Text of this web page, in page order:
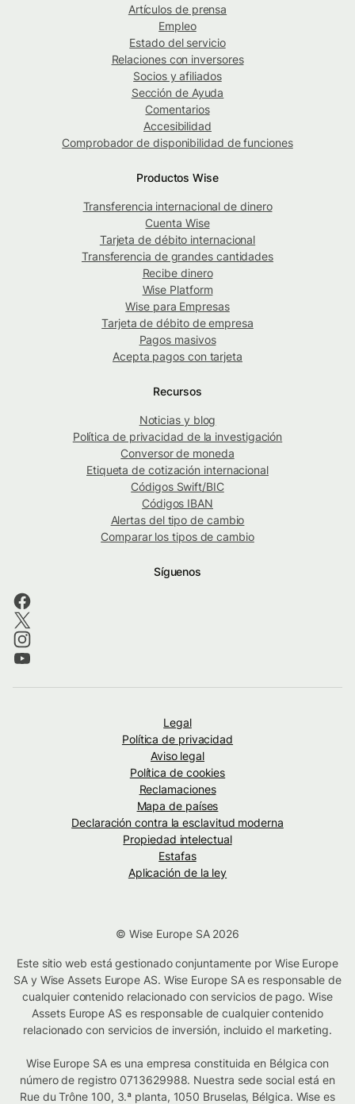
Artículos de prensa
Empleo
Estado del servicio
Relaciones con inversores
Socios y afiliados
Sección de Ayuda
Comentarios
Accesibilidad
Comprobador de disponibilidad de funciones
Productos Wise
Transferencia internacional de dinero
Cuenta Wise
Tarjeta de débito internacional
Transferencia de grandes cantidades
Recibe dinero
Wise Platform
Wise para Empresas
Tarjeta de débito de empresa
Pagos masivos
Acepta pagos con tarjeta
Recursos
Noticias y blog
Política de privacidad de la investigación
Conversor de moneda
Etiqueta de cotización internacional
Códigos Swift/BIC
Códigos IBAN
Alertas del tipo de cambio
Comparar los tipos de cambio
Síguenos
Legal
Política de privacidad
Aviso legal
Política de cookies
Reclamaciones
Mapa de países
Declaración contra la esclavitud moderna
Propiedad intelectual
Estafas
Aplicación de la ley
© Wise Europe SA 2026
Este sitio web está gestionado conjuntamente por Wise Europe
SA y Wise Assets Europe AS. Wise Europe SA es responsable de
cualquier contenido relacionado con servicios de pago. Wise
Assets Europe AS es responsable de cualquier contenido
relacionado con servicios de inversión, incluido el marketing.
Wise Europe SA es una empresa constituida en Bélgica con
número de registro 0713629988. Nuestra sede social está en
Rue du Trône 100, 3.ª planta, 1050 Bruselas, Bélgica. Wise es